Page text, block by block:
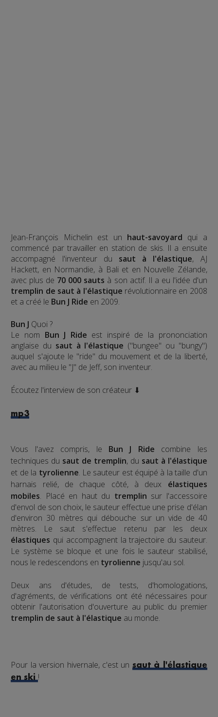
Jean-François Michelin est un haut-savoyard qui a
commencé par travailler en station de skis. Il a ensuite
accompagné l'inventeur du saut à l'élastique, AJ
Hackett, en Normandie, à Bali et en Nouvelle Zélande,
avec plus de 70 000 sauts à son actif. Il a eu l'idée d'un
tremplin de saut à l'élastique révolutionnaire en 2008
et a créé le Bun J Ride en 2009.
Bun J Quoi ?
Le nom Bun J Ride est inspiré de la prononciation
anglaise du saut à l'élastique ("bungee" ou "bungy")
auquel s'ajoute le "ride" du mouvement et de la liberté,
avec au milieu le "J" de Jeff, son inventeur.
Écoutez l'interview de son créateur ⬇
mp3
Vous l'avez compris, le Bun J Ride combine les
techniques du saut de tremplin, du saut à l'élastique
et de la tyrolienne. Le sauteur est équipé à la taille d'un
harnais relié, de chaque côté, à deux élastiques
mobiles. Placé en haut du tremplin sur l'accessoire
d'envol de son choix, le sauteur effectue une prise d'élan
d'environ 30 mètres qui débouche sur un vide de 40
mètres. Le saut s'effectue retenu par les deux
élastiques qui accompagnent la trajectoire du sauteur.
Le système se bloque et une fois le sauteur stabilisé,
nous le redescendons en tyrolienne jusqu'au sol.
​Deux ans d'études, de tests, d'homologations,
d'agréments, de vérifications ont été nécessaires pour
obtenir l'autorisation d'ouverture au public du premier
tremplin de saut à l'élastique au monde.
Pour la version hivernale, c'est un saut à l'élastique
en ski !